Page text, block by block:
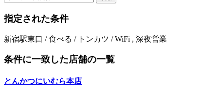
指定された条件
新宿駅東口 / 食べる / トンカツ / WiFi , 深夜営業
条件に一致した店舗の一覧
とんかつにいむら本店